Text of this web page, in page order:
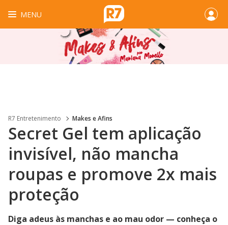
MENU
R7 Entretenimento Makes e Afins
Secret Gel tem aplicação
invisível, não mancha
roupas e promove 2x mais
proteção
Diga adeus às manchas e ao mau odor — conheça o